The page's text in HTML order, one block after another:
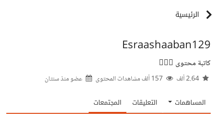
الرئيسية
Esraashaaban129
كاتبة محتوى ✍🏻💖
عضو منذسنتان
المساهمات التعليقات المجتمعات